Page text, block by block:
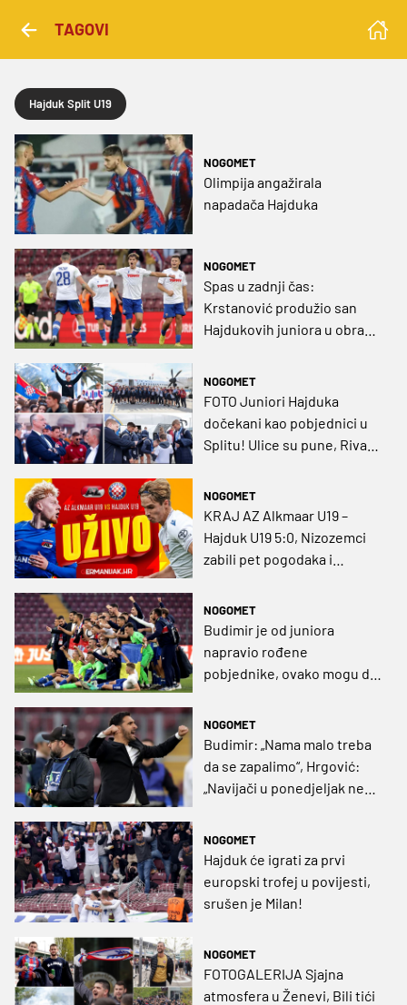
TAGOVI
Hajduk Split U19
NOGOMET
Olimpija angažirala
napadača Hajduka
NOGOMET
Spas u zadnji čas:
Krstanović produžio san
Hajdukovih juniora u obranu
NOGOMET
FOTO Juniori Hajduka
dočekani kao pobjednici u
Splitu! Ulice su pune, Riva
NOGOMET
KRAJ AZ Alkmaar U19 –
Hajduk U19 5:0, Nizozemci
zabili pet pogodaka i
NOGOMET
Budimir je od juniora
napravio rođene
pobjednike, ovako mogu do
NOGOMET
Budimir: „Nama malo treba
da se zapalimo“, Hrgović:
„Navijači u ponedjeljak neće
je stvarno“
NOGOMET
Hajduk će igrati za prvi
europski trofej u povijesti,
srušen je Milan!
NOGOMET
FOTOGALERIJA Sjajna
atmosfera u Ženevi, Bili tići